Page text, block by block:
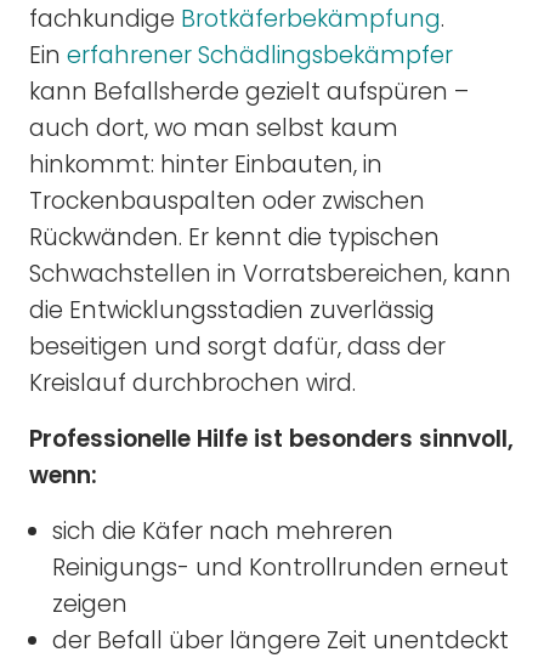
fachkundige Brotkäferbekämpfung.
Ein erfahrener Schädlingsbekämpfer
kann Befallsherde gezielt aufspüren –
auch dort, wo man selbst kaum
hinkommt: hinter Einbauten, in
Trockenbauspalten oder zwischen
Rückwänden. Er kennt die typischen
Schwachstellen in Vorratsbereichen, kann
die Entwicklungsstadien zuverlässig
beseitigen und sorgt dafür, dass der
Kreislauf durchbrochen wird.
Professionelle Hilfe ist besonders sinnvoll,
wenn:
sich die Käfer nach mehreren
Reinigungs- und Kontrollrunden erneut
zeigen
der Befall über längere Zeit unentdeckt